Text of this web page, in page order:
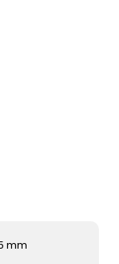
mm